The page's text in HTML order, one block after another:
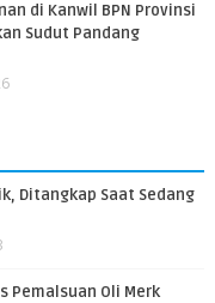
di Kanwil BPN Provinsi
Sudut Pandang
Ditangkap Saat Sedang
Pemalsuan Oli Merk